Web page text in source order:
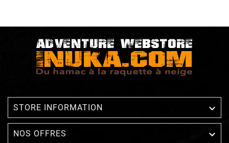
STORE INFORMATION 
NOS OFFRES 